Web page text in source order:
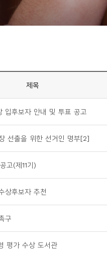
제목
입후보자 안내 및 투표 공고
선출을 위한 선거인 명부[2]
고(제11기)
상후보자 추천
구
평가 수상 도서관